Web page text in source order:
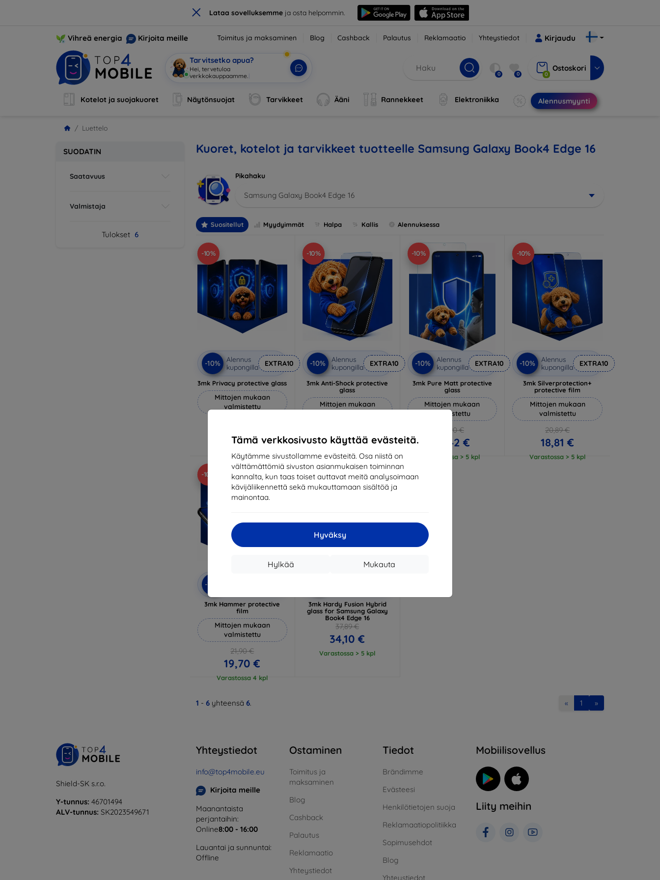
× Lataa sovelluksemmeja osta helpommin.
Tämä verkkosivusto käyttää evästeitä.
Käytämme sivustollamme evästeitä. Osa niistä on
välttämättömiä sivuston asianmukaisen toiminnan
kannalta, kun taas toiset auttavat meitä analysoimaan
kävijäliikennettä sekä mukauttamaan sisältöä ja
mainontaa.
Hyväksy
Mukauta
Hylkää
Vihreä energia Kirjoita meille Toimitus ja maksaminen Blog Cashback Palautus Reklamaatio Yhteystiedot Kirjaudu
Tarvitsetko apua?
Hei, tervetulo| 0 0 0
Ostoskori
Kotelot ja suojakuoret Näytönsuojat Tarvikkeet Ääni Rannekkeet Elektroniikka Alennusmyynti
Luettelo
SUODATIN
Saatavuus
Valmistaja
Tulokset 6
Kuoret, kotelot ja tarvikkeet tuotteelle Samsung Galaxy Book4 Edge 16
Pikahaku
Samsung Galaxy Book4 Edge 16
Suositellut Myydyimmät Halpa Kallis Alennuksessa
-10%
-10%
Alennus
kupongilla
EXTRA10
3mk Privacy protective glass
Mittojen mukaan
valmistettu
20,61 €
-10%
-10%
Alennus
kupongilla
EXTRA10
3mk Anti-Shock protective
glass
Mittojen mukaan
17,01 €
Varastossa > 5 kpl
-10%
-10%
Alennus
kupongilla
EXTRA10
3mk Pure Matt protective
glass
Mittojen mukaan
valmistettu
14,90 €
13,42 €
Varastossa > 5 kpl
-10%
-10%
Alennus
kupongilla
EXTRA10
3mk Silverprotection+
protective film
Mittojen mukaan
valmistettu
20,89 €
18,81 €
Varastossa > 5 kpl
-10%
-10%
3mk Hammer protective
film
Mittojen mukaan
valmistettu
21,90 €
19,70 €
Varastossa 4 kpl
-10%
3mk Hardy Fusion Hybrid
glass for Samsung Galaxy
Book4 Edge 16
37,89 €
34,10 €
Varastossa > 5 kpl
1 - 6 yhteensä 6. « 1 »
Shield-SK s.r.o.
Y-tunnus: 46701494
ALV-tunnus: SK2023549671
Yhteystiedot
info@top4mobile.eu
Kirjoita meille
Maanantaista
perjantaihin:
Online8:00 - 16:00
Lauantai ja sunnuntai:
Offline
Ostaminen
Toimitus ja
maksaminen
Blog
Cashback
Palautus
Reklamaatio
Yhteystiedot
Tiedot
Brändimme
Evästeesi
Henkilötietojen suoja
Reklamaatiopolitiikka
Sopimusehdot
Blog
Yhteystiedot
Mobiilisovellus
Liity meihin